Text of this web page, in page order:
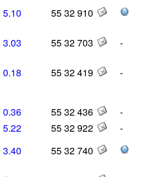
5.10 55 32 910
3.03 55 32 703 -
0.18 55 32 419
-
0.36 55 32 436
-
5.22 55 32 922
-
3.40 55 32 740